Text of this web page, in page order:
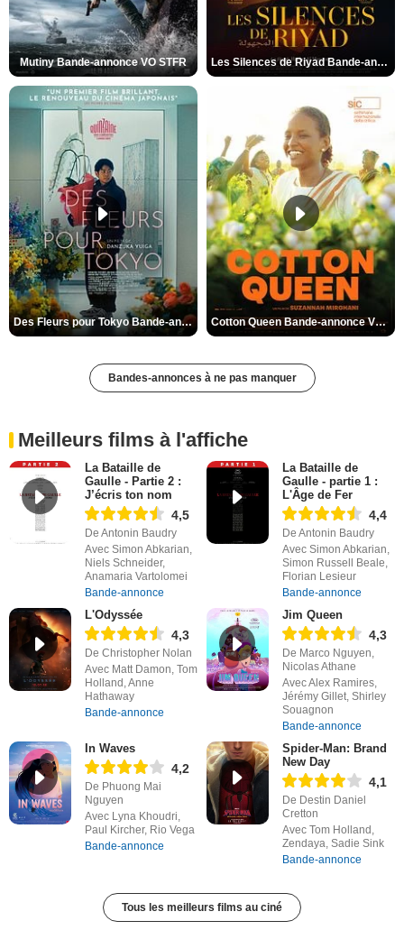
Mutiny Bande-annonce VO STFR Les Silences de Riyad Bande-annonce VO STFR
Des Fleurs pour Tokyo Bande-annonce VO STFR Cotton Queen Bande-annonce VO STFR
Bandes-annonces à ne pas manquer
Meilleurs films à l'affiche
La Bataille de
Gaulle - Partie 2 :
J’écris ton nom
4,5
De Antonin Baudry
Avec Simon Abkarian,
Niels Schneider,
Anamaria Vartolomei
Bande-annonce
La Bataille de
Gaulle - partie 1 :
L'Âge de Fer
4,4
De Antonin Baudry
Avec Simon Abkarian,
Simon Russell Beale,
Florian Lesieur
Bande-annonce
L'Odyssée
4,3
De Christopher Nolan
Avec Matt Damon, Tom
Holland, Anne
Hathaway
Bande-annonce
Jim Queen
4,3
De Marco Nguyen,
Nicolas Athane
Avec Alex Ramires,
Jérémy Gillet, Shirley
Souagnon
Bande-annonce
In Waves
4,2
De Phuong Mai
Nguyen
Avec Lyna Khoudri,
Paul Kircher, Rio Vega
Bande-annonce
Spider-Man: Brand
New Day
4,1
De Destin Daniel
Cretton
Avec Tom Holland,
Zendaya, Sadie Sink
Bande-annonce
Tous les meilleurs films au ciné